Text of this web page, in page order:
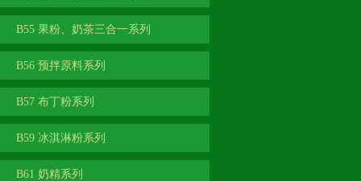
B55 果粉、奶茶三合一系列
B56 预拌原料系列
B57 布丁粉系列
B59 冰淇淋粉系列
B61 奶精系列